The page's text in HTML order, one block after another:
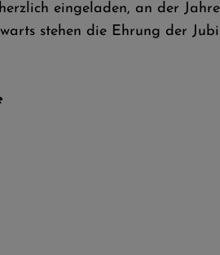
eingeladen, an der
stehen die Ehrung der